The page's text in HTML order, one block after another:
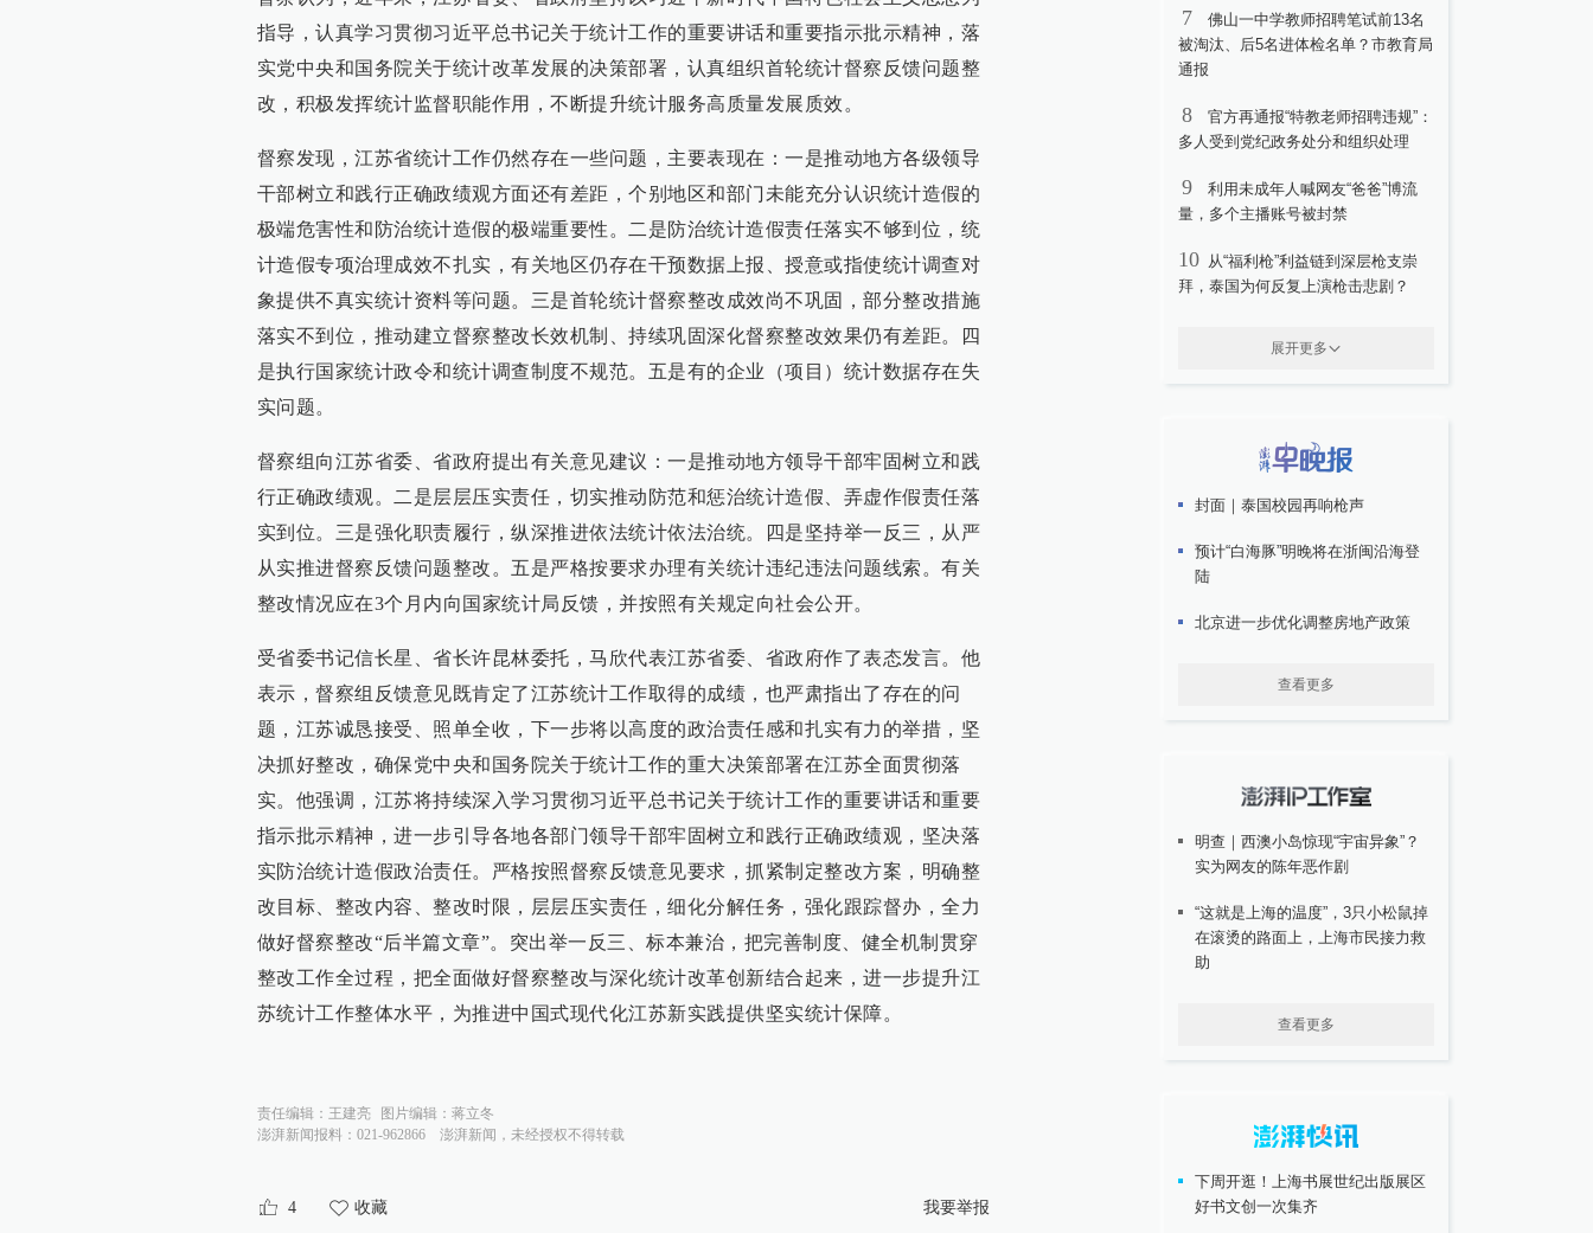
指导，认真学习贯彻习近平总书记关于统计工作的重要讲话和重要指示批示精神，落
实党中央和国务院关于统计改革发展的决策部署，认真组织首轮统计督察反馈问题整
改，积极发挥统计监督职能作用，不断提升统计服务高质量发展质效。
督察发现，江苏省统计工作仍然存在一些问题，主要表现在：一是推动地方各级领导
干部树立和践行正确政绩观方面还有差距，个别地区和部门未能充分认识统计造假的
极端危害性和防治统计造假的极端重要性。二是防治统计造假责任落实不够到位，统
计造假专项治理成效不扎实，有关地区仍存在干预数据上报、授意或指使统计调查对
象提供不真实统计资料等问题。三是首轮统计督察整改成效尚不巩固，部分整改措施
落实不到位，推动建立督察整改长效机制、持续巩固深化督察整改效果仍有差距。四
是执行国家统计政令和统计调查制度不规范。五是有的企业（项目）统计数据存在失
实问题。
督察组向江苏省委、省政府提出有关意见建议：一是推动地方领导干部牢固树立和践
行正确政绩观。二是层层压实责任，切实推动防范和惩治统计造假、弄虚作假责任落
实到位。三是强化职责履行，纵深推进依法统计依法治统。四是坚持举一反三，从严
从实推进督察反馈问题整改。五是严格按要求办理有关统计违纪违法问题线索。有关
整改情况应在3个月内向国家统计局反馈，并按照有关规定向社会公开。
受省委书记信长星、省长许昆林委托，马欣代表江苏省委、省政府作了表态发言。他
表示，督察组反馈意见既肯定了江苏统计工作取得的成绩，也严肃指出了存在的问
题，江苏诚恳接受、照单全收，下一步将以高度的政治责任感和扎实有力的举措，坚
决抓好整改，确保党中央和国务院关于统计工作的重大决策部署在江苏全面贯彻落
实。他强调，江苏将持续深入学习贯彻习近平总书记关于统计工作的重要讲话和重要
指示批示精神，进一步引导各地各部门领导干部牢固树立和践行正确政绩观，坚决落
实防治统计造假政治责任。严格按照督察反馈意见要求，抓紧制定整改方案，明确整
改目标、整改内容、整改时限，层层压实责任，细化分解任务，强化跟踪督办，全力
做好督察整改“后半篇文章”。突出举一反三、标本兼治，把完善制度、健全机制贯穿
整改工作全过程，把全面做好督察整改与深化统计改革创新结合起来，进一步提升江
苏统计工作整体水平，为推进中国式现代化江苏新实践提供坚实统计保障。
责任编辑： 王建亮 图片编辑： 蒋立冬
澎湃新闻报料：021-962866
澎湃新闻，未经授权不得转载
4 收藏 我要举报
7
佛山一中学教师招聘笔试前13名
被淘汰、后5名进体检名单？市教育局
通报
8
官方再通报“特教老师招聘违规”：
多人受到党纪政务处分和组织处理
9
利用未成年人喊网友“爸爸”博流
量，多个主播账号被封禁
10 从“福利枪”利益链到深层枪支崇
拜，泰国为何反复上演枪击悲剧？
展开更多
封面｜泰国校园再响枪声
预计“白海豚”明晚将在浙闽沿海登
陆
北京进一步优化调整房地产政策
查看更多
明查｜西澳小岛惊现“宇宙异象”？
实为网友的陈年恶作剧
“这就是上海的温度”，3只小松鼠掉
在滚烫的路面上，上海市民接力救
助
查看更多
下周开逛！上海书展世纪出版展区
好书文创一次集齐